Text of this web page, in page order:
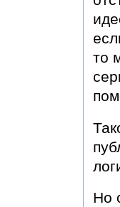
то
Но